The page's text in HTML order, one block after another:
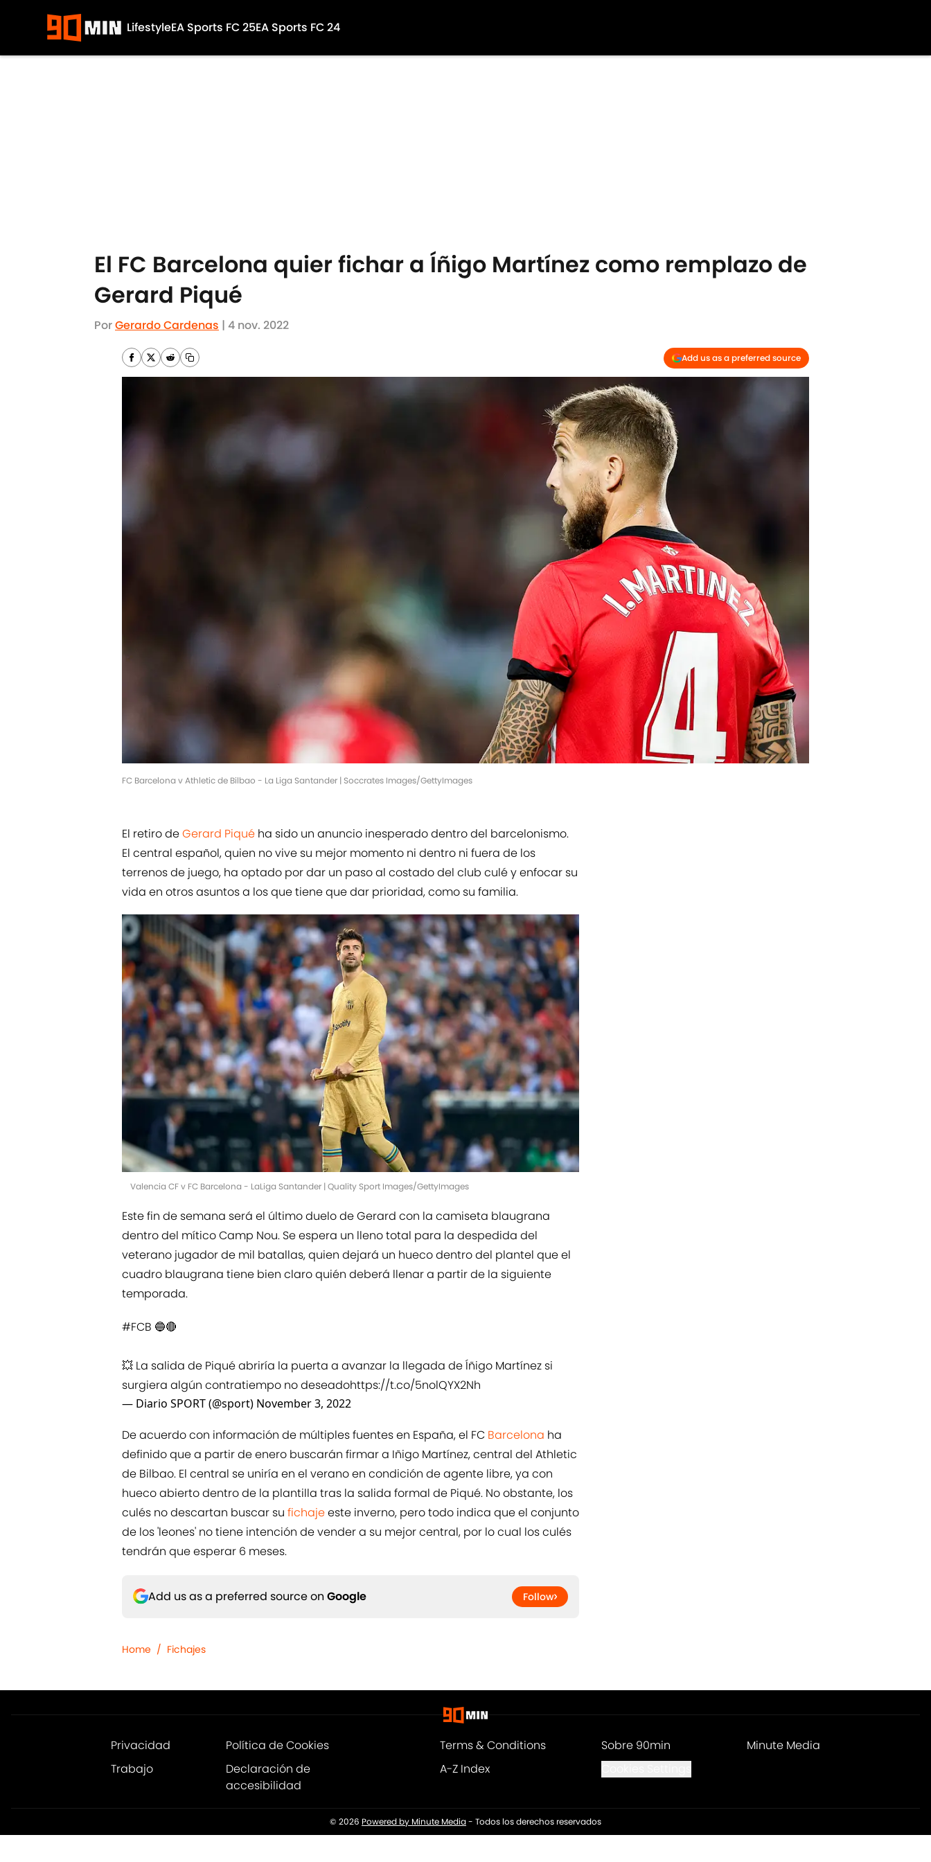
LifestyleEA Sports FC 25EA Sports FC 24
El FC Barcelona quier fichar a Íñigo Martínez como remplazo de
Gerard Piqué
PorGerardo Cardenas | 4 nov. 2022
Add us as a preferred source
FC Barcelona v Athletic de Bilbao - La Liga Santander | Soccrates Images/GettyImages
El retiro deGerard Piqué ha sido un anuncio inesperado dentro del barcelonismo.
El central español, quien no vive su mejor momento ni dentro ni fuera de los
terrenos de juego, ha optado por dar un paso al costado del club culé y enfocar su
vida en otros asuntos a los que tiene que dar prioridad, como su familia.
Valencia CF v FC Barcelona - LaLiga Santander | Quality Sport Images/GettyImages
Este fin de semana será el último duelo de Gerard con la camiseta blaugrana
dentro del mítico Camp Nou. Se espera un lleno total para la despedida del
veterano jugador de mil batallas, quien dejará un hueco dentro del plantel que el
cuadro blaugrana tiene bien claro quién deberá llenar a partir de la siguiente
temporada.
#FCB 🔵🔴
💥 La salida de Piqué abriría la puerta a avanzar la llegada de Íñigo Martínez si
surgiera algún contratiempo no deseadohttps://t.co/5nolQYX2Nh
— Diario SPORT (@sport) November 3, 2022
De acuerdo con información de múltiples fuentes en España, el FC Barcelona ha
definido que a partir de enero buscarán firmar a Iñigo Martínez, central del Athletic
de Bilbao. El central se uniría en el verano en condición de agente libre, ya con
hueco abierto dentro de la plantilla tras la salida formal de Piqué. No obstante, los
culés no descartan buscar su fichajeeste inverno, pero todo indica que el conjunto
de los 'leones' no tiene intención de vender a su mejor central, por lo cual los culés
tendrán que esperar 6 meses.
Add us as a preferred source on Google Follow
Home / Fichajes
Privacidad Política de Cookies Terms & Conditions Sobre 90min
Minute Media
Trabajo
Declaración de
accesibilidad
A-Z Index
© 2026 Powered by Minute Media- Todos los derechos reservados